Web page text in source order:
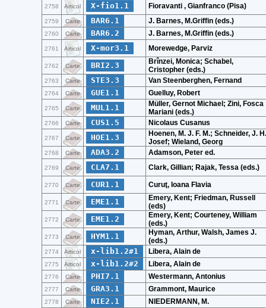
2758 Articol X-fio1.1 Fioravanti , Gianfranco (Pisa)
2759 Carte BAR6.1 J. Barnes, M.Griffin (eds.)
2760 Carte BAR6.2 J. Barnes, M.Griffin (eds.)
2761 Articol X-mor3.1 Morewedge, Parviz
2762 Carte BRI2.3
Brînzei, Monica; Schabel,
Cristopher (eds.)
2763 Carte STE3.3 Van Steenberghen, Fernand
2764 Carte GUE1.1 Guelluy, Robert
2765 Carte MUL1.1
Müller, Gernot Michael; Zini, Fosca
Mariani (eds.)
2766 Carte CUS1.5 Nicolaus Cusanus
2767 Carte HOE1.3
Hoenen, M. J. F. M.; Schneider, J. H.
Josef; Wieland, Georg
2768 Carte ADA3.2 Adamson, Peter ed.
2769 Carte CLA7.1 Clark, Gillian; Rajak, Tessa (eds.)
2770 Carte CUR1.1 Curuţ, Ioana Flavia
2771 Carte EME1.1
Emery, Kent; Friedman, Russell
(eds)
2772 Carte EME1.2
Emery, Kent; Courteney, William
(eds.)
2773 Carte HYM1.1
Hyman, Arthur, Walsh, James J.
(eds.)
2774 Articol x-lib1.2#1 Libera, Alain de
2775 Articol x-lib1.2#2 Libera, Alain de
2776 Carte PHI7.1 Westermann, Antonius
2777 Carte GRA3.1 Grammont, Maurice
2778 Carte NIE2.1 NIEDERMANN, M.